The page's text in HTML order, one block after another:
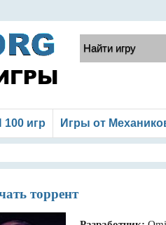
игр Игры от
торрент